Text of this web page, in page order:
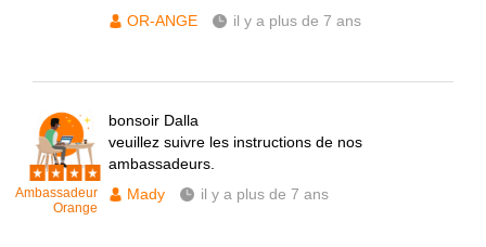
OR-ANGE
il y a plus de 7 ans
Ambassadeur
Orange
bonsoir Dalla
veuillez suivre les instructions de nos
ambassadeurs.
Mady
il y a plus de 7 ans